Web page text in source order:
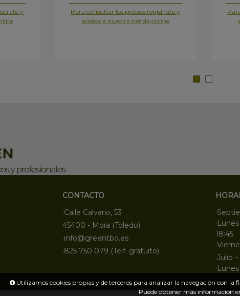
y
Para consultar los precios regístrate y
accede a nuestra tienda online
CONTACTO
·Calle Calvario, 53
45400 - Mora (Toledo)
·info@greentbo.es
·825 750 079 (Telf. gratuito)
18:45
·Julio
Utilizamos cookies propias y de terceros para analizar la navegación con la
Puede obtener más información